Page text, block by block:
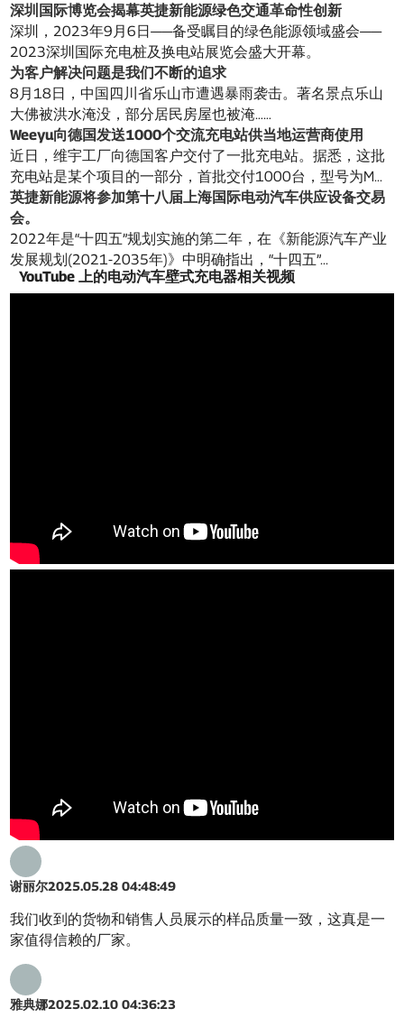
深圳国际博览会揭幕英捷新能源绿色交通革命性创新
深圳，2023年9月6日——备受瞩目的绿色能源领域盛会——
2023深圳国际充电桩及换电站展览会盛大开幕。
为客户解决问题是我们不断的追求
8月18日，中国四川省乐山市遭遇暴雨袭击。著名景点乐山
大佛被洪水淹没，部分居民房屋也被淹……
Weeyu向德国发送1000个交流充电站供当地运营商使用
近日，维宇工厂向德国客户交付了一批充电站。据悉，这批
充电站是某个项目的一部分，首批交付1000台，型号为M...
英捷新能源将参加第十八届上海国际电动汽车供应设备交易
会。
2022年是“十四五”规划实施的第二年，在《新能源汽车产业
发展规划(2021-2035年)》中明确指出，“十四五”...
YouTube 上的电动汽车壁式充电器相关视频
谢丽尔2025.05.28 04:48:49
我们收到的货物和销售人员展示的样品质量一致，这真是一
家值得信赖的厂家。
雅典娜2025.02.10 04:36:23